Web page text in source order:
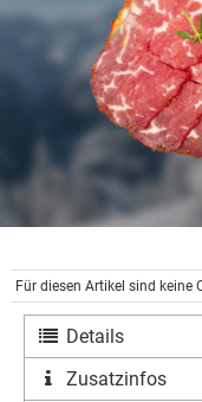
Für diesen Artikel sind keine
Details
Zusatzinfos